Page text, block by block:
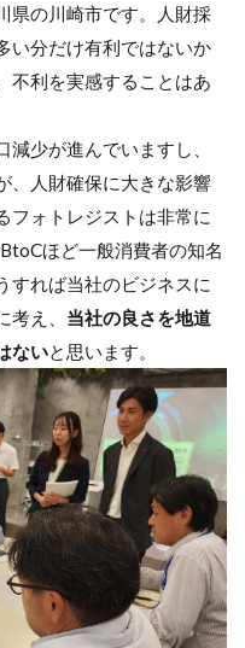
の川崎市です。人財採
い分だけ有利ではないか
不利を実感することはあ
少が進んでいますし、
、人財確保に大きな影響
フォトレジストは非常に
ほど一般消費者の知名
すれば当社のビジネスに
え、 当社の良さを地道
ないと思います。